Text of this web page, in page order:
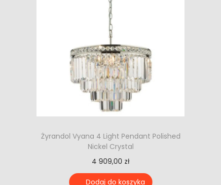
Żyrandol Vyana 4 Light Pendant Polished
Nickel Crystal
4 909,00 zł
Dodaj do koszyka